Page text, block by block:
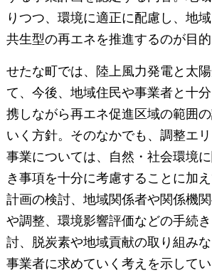
りつつ、環境に適正に配慮し、地
共生型の再エネを推進するのが目的
せたな町では、陸上風力発電と太
て、今後、地域住民や事業者と十
携しながら再エネ促進区域の範囲
いく方針。そのなかでも、調整エ
事業については、自然・社会環境
き事項を十分に考慮することに加
計画の検討、地域関係者や関係機
や調整、環境影響評価などの手続
討、脱炭素や地域貢献の取り組み
事業者に求めていく考えを示してい